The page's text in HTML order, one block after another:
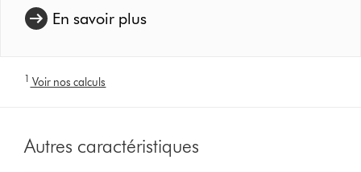
En savoir plus
1 Voir nos calculs
Autres caractéristiques